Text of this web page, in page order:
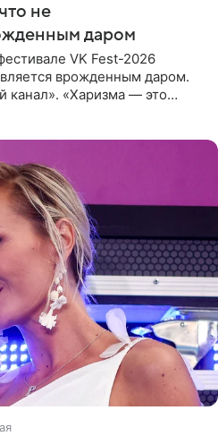
не
даром
VK Fest-2026
врожденным даром.
канал». «Харизма — это